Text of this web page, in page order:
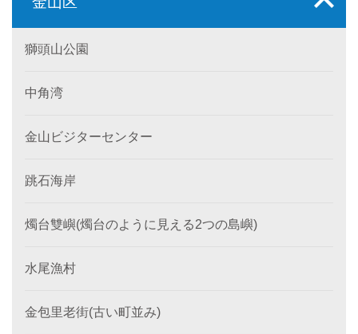
獅頭山公園
中角湾
金山ビジターセンター
跳石海岸
燭台雙嶼(燭台のように見える2つの島嶼)
水尾漁村
金包里老街(古い町並み)